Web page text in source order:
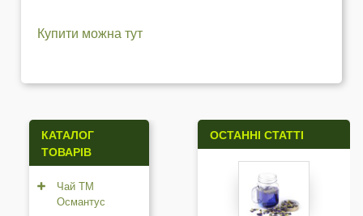
Купити можна тут
КАТАЛОГ
ТОВАРІВ
Чай ТМ
Османтус
ОСТАННІ СТАТТІ